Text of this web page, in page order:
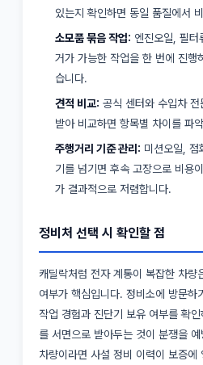
있는지 확인하면 동일 품질에서
소모품 묶음 작업: 엔진오일, 필터
거가 가능한 작업을 한 번에 진행
습니다.
견적 비교: 공식 센터와 수입차
받아 비교하면 항목별 차이를 파
주행거리 기준 관리: 미션오일, 점
기를 넘기면 후속 고장으로 비용
가 결과적으로 저렴합니다.
정비처 선택 시 확인할 점
캐딜락처럼 전자 계통이 복잡한 차
여부가 핵심입니다. 정비소에 방문
작업 경험과 진단기 보유 여부를 확
를 서면으로 받아두는 것이 분쟁을
차량이라면 사설 정비 이력이 보증